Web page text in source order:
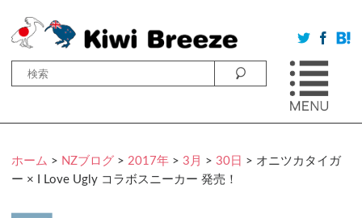
ホーム > NZブログ > 2017年 > 3月 > 30日 > オニツカタイガ
ー × I Love Ugly コラボスニーカー 発売！